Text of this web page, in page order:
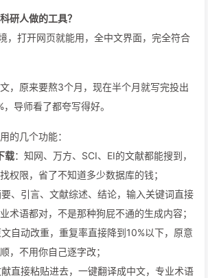
研人做的工具？
，打开网页就能用，全中文界面，完全符合
，原来要熬3个月，现在半个月就写完投出
导师看了都夸写得好。
的几个功能：
载：知网、万方、SCI、EI的文献都能搜到，
权限，省了不知道多少数据库的钱；
要、引言、文献综述、结论，输入关键词直接
术语都对，不是那种狗屁不通的生成内容；
自动改重，重复率直接降到10%以下，原意
，不用你自己逐字改；
直接粘贴进去，一键翻译成中文，专业术语